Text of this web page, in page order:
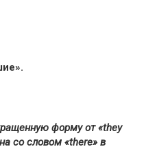
форму от «they
со словом «there» в